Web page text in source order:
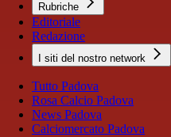
Rubriche
Editoriale
Redazione
I siti del nostro network
Tutto Padova
Rosa Calcio Padova
News Padova
Calciomercato Padova